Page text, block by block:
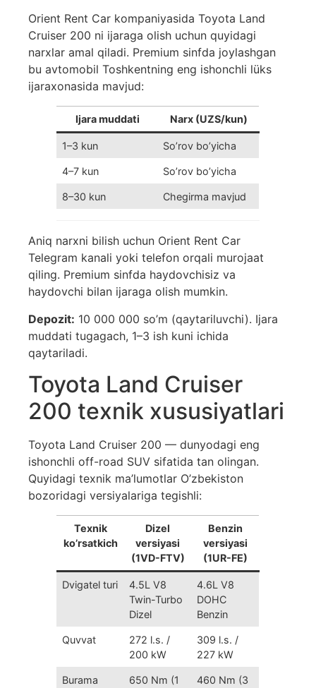
Orient Rent Car kompaniyasida Toyota Land
Cruiser 200 ni ijaraga olish uchun quyidagi
narxlar amal qiladi. Premium sinfda joylashgan
bu avtomobil Toshkentning eng ishonchli lüks
ijaraxonasida mavjud:
Ijara muddati Narx (UZS/kun)
1–3 kun So’rov bo’yicha
4–7 kun So’rov bo’yicha
8–30 kun Chegirma mavjud
Aniq narxni bilish uchun Orient Rent Car
Telegram kanali yoki telefon orqali murojaat
qiling. Premium sinfda haydovchisiz va
haydovchi bilan ijaraga olish mumkin.
Depozit: 10 000 000 so’m (qaytariluvchi). Ijara
muddati tugagach, 1–3 ish kuni ichida
qaytariladi.
Toyota Land Cruiser
200 texnik xususiyatlari
Toyota Land Cruiser 200 — dunyodagi eng
ishonchli off-road SUV sifatida tan olingan.
Quyidagi texnik ma’lumotlar O’zbekiston
bozoridagi versiyalariga tegishli:
Texnik
ko’rsatkich
Dizel
versiyasi
(1VD-FTV)
Benzin
versiyasi
(1UR-FE)
Dvigatel turi
4.5L V8
Twin-Turbo
Dizel
4.6L V8
DOHC
Benzin
Quvvat
272 l.s. /
200 kW
309 l.s. /
227 kW
Burama
650 Nm (1
460 Nm (3